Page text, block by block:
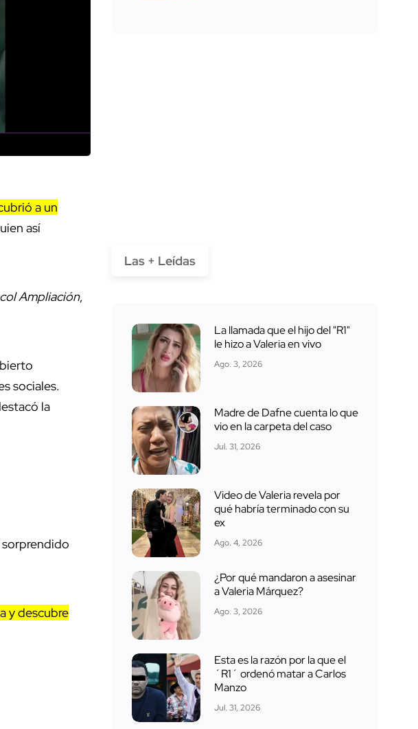
a un
así
Ampliación,
sociales.
la
sorprendido
y descubre
Las + Leídas
La llamada que el hijo del "R1"
le hizo a Valeria en vivo
Ago. 3, 2026
Madre de Dafne cuenta lo que
vio en la carpeta del caso
Jul. 31, 2026
Video de Valeria revela por
qué habría terminado con su
ex
Ago. 4, 2026
¿Por qué mandaron a asesinar
a Valeria Márquez?
Ago. 3, 2026
Esta es la razón por la que el
´R1´ ordenó matar a Carlos
Manzo
Jul. 31, 2026